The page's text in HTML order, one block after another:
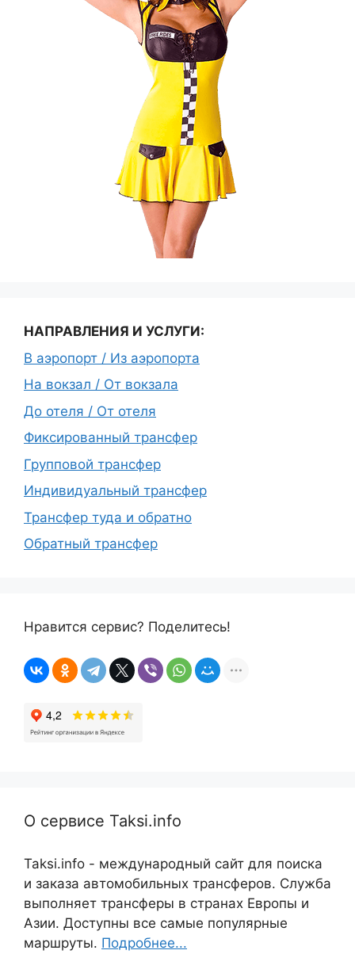
НАПРАВЛЕНИЯ И УСЛУГИ:
В аэропорт / Из аэропорта
На вокзал / От вокзала
До отеля / От отеля
Фиксированный трансфер
Групповой трансфер
Индивидуальный трансфер
Трансфер туда и обратно
Обратный трансфер
Нравится сервис? Поделитесь!
О сервисе Taksi.info
Taksi.info - международный сайт для поиска
и заказа автомобильных трансферов. Служба
выполняет трансферы в странах Европы и
Азии. Доступны все самые популярные
маршруты. Подробнее...